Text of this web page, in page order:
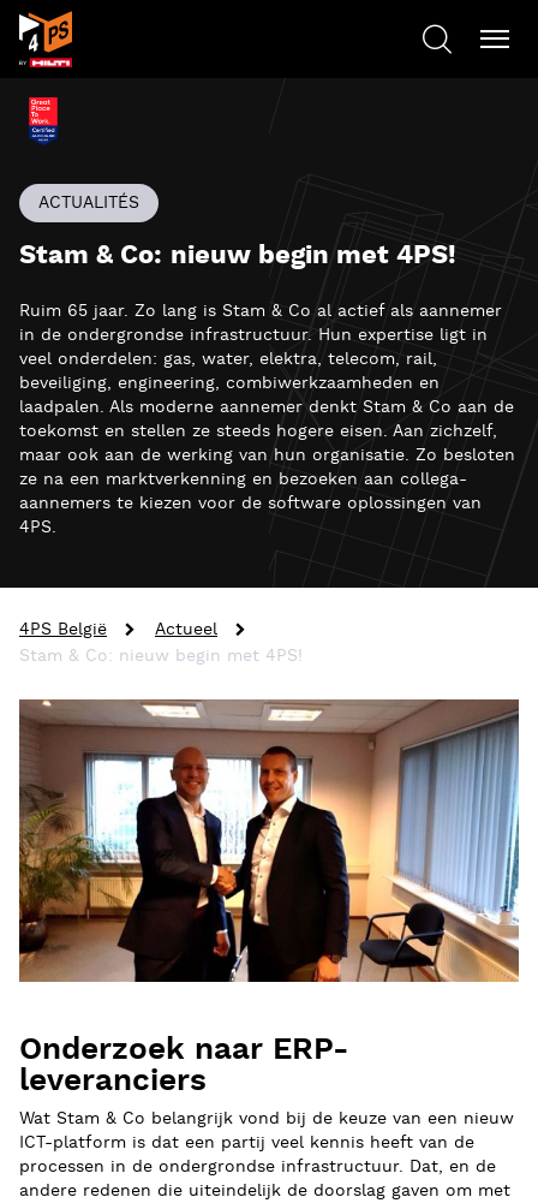
ACTUALITÉS
Stam & Co: nieuw begin met 4PS!
Ruim 65 jaar. Zo lang is Stam & Co al actief als aannemer
in de ondergrondse infrastructuur. Hun expertise ligt in
veel onderdelen: gas, water, elektra, telecom, rail,
beveiliging, engineering, combiwerkzaamheden en
laadpalen. Als moderne aannemer denkt Stam & Co aan de
toekomst en stellen ze steeds hogere eisen. Aan zichzelf,
maar ook aan de werking van hun organisatie. Zo besloten
ze na een marktverkenning en bezoeken aan collega-
aannemers te kiezen voor de software oplossingen van
4PS.
4PS België
Actueel
Stam & Co: nieuw begin met 4PS!
Onderzoek naar ERP-
leveranciers
Wat Stam & Co belangrijk vond bij de keuze van een nieuw
ICT-platform is dat een partij veel kennis heeft van de
processen in de ondergrondse infrastructuur. Dat, en de
andere redenen die uiteindelijk de doorslag gaven om met